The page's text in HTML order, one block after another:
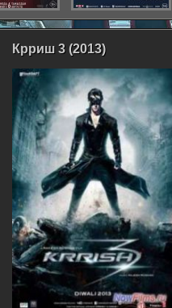
Крриш 3 (2013)